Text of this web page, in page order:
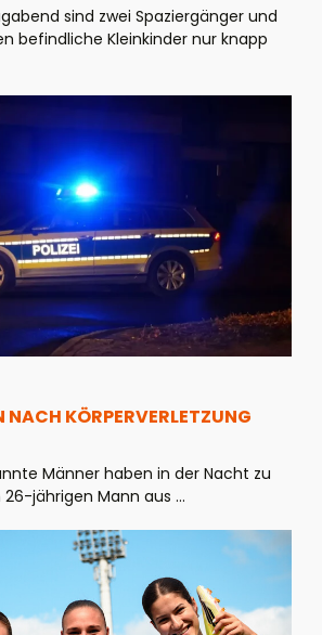
sind zwei Spaziergänger und
befindliche Kleinkinder nur knapp
NACH KÖRPERVERLETZUNG
Männer haben in der Nacht zu
jährigen Mann aus ...